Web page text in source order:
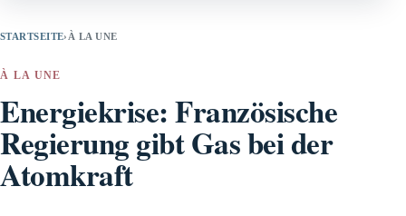
STARTSEITE› À LA UNE
À LA UNE
Energiekrise: Französische
Regierung gibt Gas bei der
Atomkraft